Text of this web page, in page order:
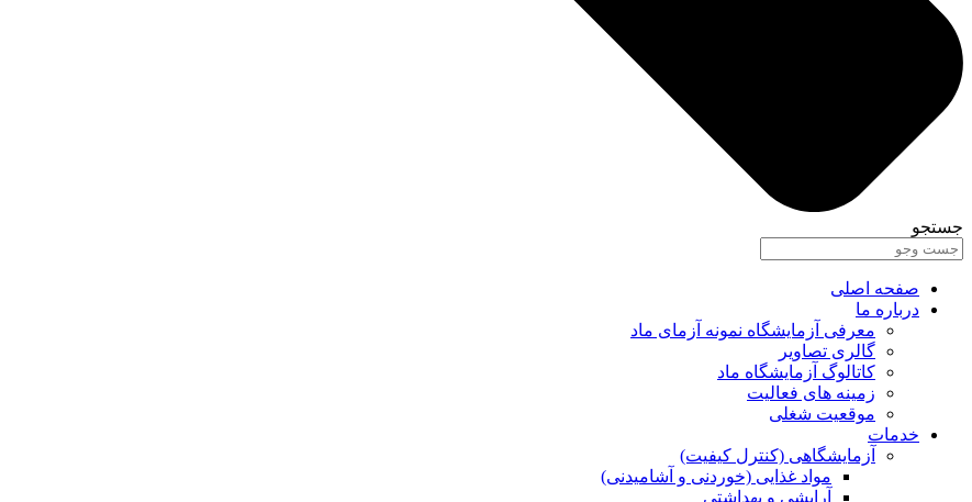
جستجو
صفحه اصلی
درباره ما
معرفی آزمایشگاه نمونه آزمای ماد
گالری تصاویر
کاتالوگ آزمایشگاه ماد
زمینه های فعالیت
موقعیت شغلی
خدمات
آزمایشگاهی (کنترل کیفیت)
مواد غذایی (خوردنی و آشامیدنی)
آرایشی و بهداشتی